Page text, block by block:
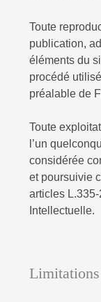
Toute
publication,
éléments du
procédé
préalable de
Toute
l’un
considérée
et poursuivie
articles
Intellectuelle.